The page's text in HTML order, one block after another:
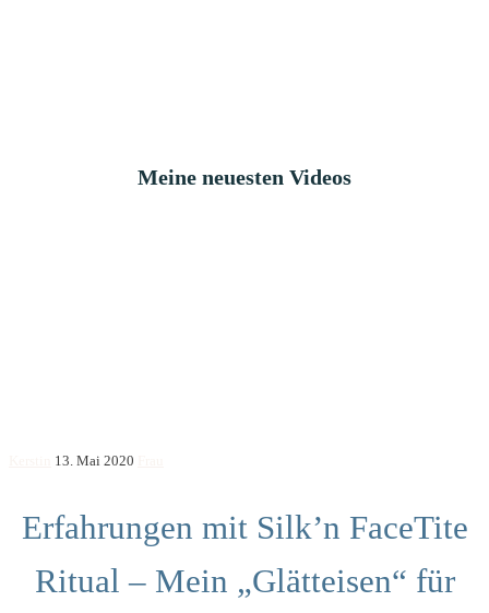
Meine neuesten Videos
13. Mai 2020
Erfahrungen mit Silk’n FaceTite
Ritual – Mein „Glätteisen“ für